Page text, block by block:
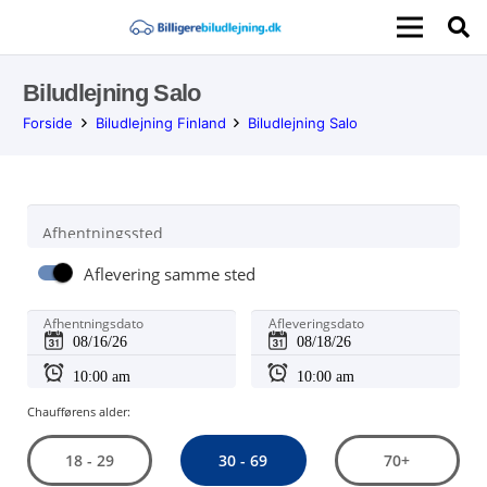
Biludlejning Salo
Forside Biludlejning Finland Biludlejning Salo
Afhentningssted
Aflevering samme sted
Afhentningsdato Afleveringsdato
Chaufførens alder:
18 - 29 30 - 69 70+